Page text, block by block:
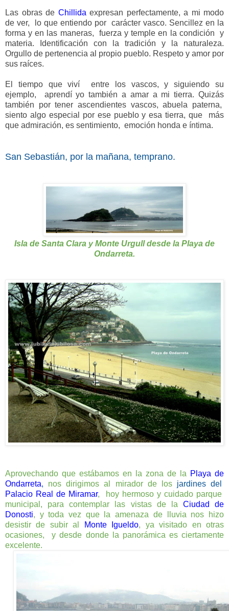
Las obras de Chillida expresan perfectamente, a mi modo
de ver, lo que entiendo por carácter vasco. Sencillez en la
forma y en las maneras, fuerza y temple en la condición y
materia. Identificación con la tradición y la naturaleza.
Orgullo de pertenencia al propio pueblo. Respeto y amor por
sus raíces.
El tiempo que viví entre los vascos, y siguiendo su
ejemplo, aprendí yo también a amar a mi tierra. Quizás
también por tener ascendientes vascos, abuela paterna,
siento algo especial por ese pueblo y esa tierra, que más
que admiración, es sentimiento, emoción honda e íntima.
San Sebastián, por la mañana, temprano.
Isla de Santa Clara y Monte Urgull desde la Playa de
Ondarreta.
Aprovechando que estábamos en la zona de la Playa de
Ondarreta, nos dirigimos al mirador de los jardines del
Palacio Real de Miramar, hoy hermoso y cuidado parque
municipal, para contemplar las vistas de la Ciudad de
Donosti, y toda vez que la amenaza de lluvia nos hizo
desistir de subir al
Monte Igueldo, ya visitado en otras
ocasiones, y desde donde la panorámica es ciertamente
excelente.